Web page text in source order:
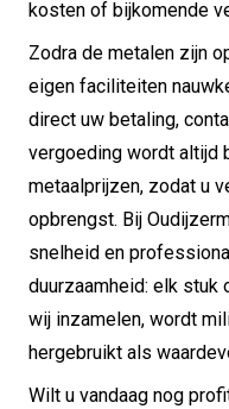
kosten of bijkomende
Zodra de metalen zijn
eigen faciliteiten
direct uw betaling,
vergoeding wordt altijd
metaalprijzen, zodat u
opbrengst. Bij
snelheid en
duurzaamheid: elk stuk
wij inzamelen, wordt
hergebruikt als
Wilt u vandaag nog